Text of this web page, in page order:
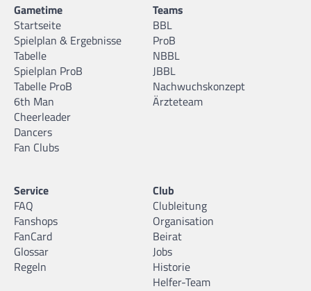
Gametime
Startseite
Spielplan & Ergebnisse
Tabelle
Spielplan ProB
Tabelle ProB
6th Man
Cheerleader
Dancers
Fan Clubs
Teams
BBL
ProB
NBBL
JBBL
Nachwuchskonzept
Ärzteteam
Service
FAQ
Fanshops
FanCard
Glossar
Regeln
Club
Clubleitung
Organisation
Beirat
Jobs
Historie
Helfer-Team